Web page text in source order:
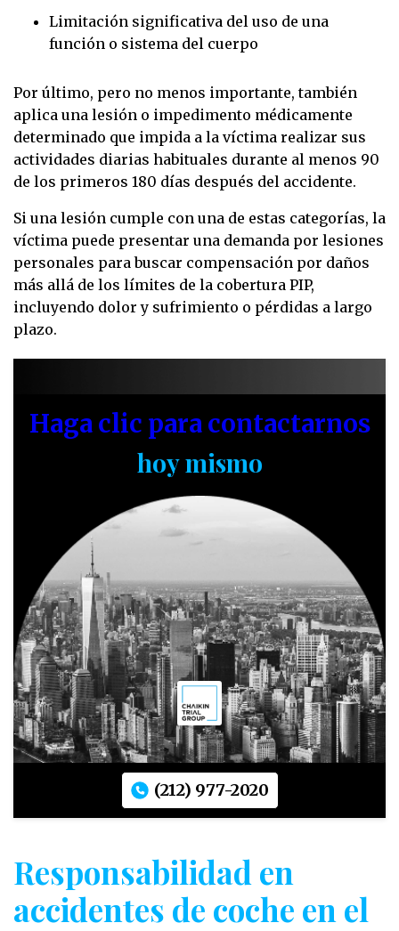
Limitación significativa del uso de una
función o sistema del cuerpo
Por último, pero no menos importante, también
aplica una lesión o impedimento médicamente
determinado que impida a la víctima realizar sus
actividades diarias habituales durante al menos 90
de los primeros 180 días después del accidente.
Si una lesión cumple con una de estas categorías, la
víctima puede presentar una demanda por lesiones
personales para buscar compensación por daños
más allá de los límites de la cobertura PIP,
incluyendo dolor y sufrimiento o pérdidas a largo
plazo.
Haga clic para contactarnos
hoy mismo
(212) 977-2020
Responsabilidad en
accidentes de coche en el